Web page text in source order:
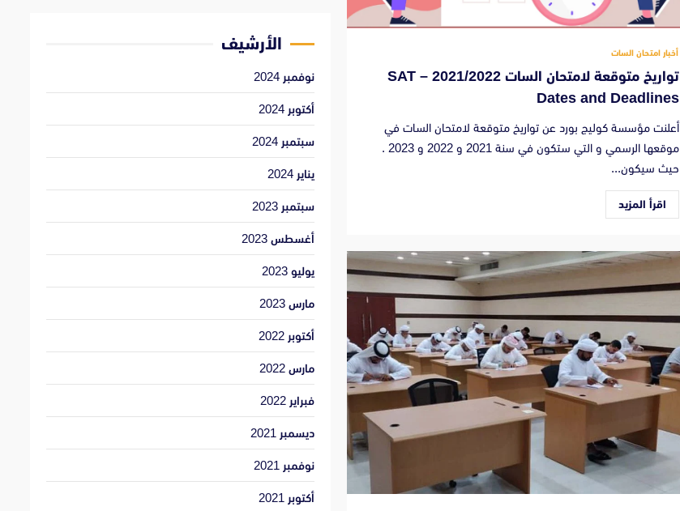
أخبار امتحان السات
تواريخ متوقعة لامتحان السات 2021/2022 – SAT
Dates and Deadlines
أعلنت مؤسسة كوليج بورد عن تواريخ متوقعة لامتحان السات في
موقعها الرسمي و التي ستكون في سنة 2021 و 2022 و 2023 .
حيث سيكون...
اقرأ المزيد
الأرشيف
نوفمبر 2024
أكتوبر 2024
سبتمبر 2024
يناير 2024
سبتمبر 2023
أغسطس 2023
يوليو 2023
مارس 2023
أكتوبر 2022
مارس 2022
فبراير 2022
ديسمبر 2021
نوفمبر 2021
أكتوبر 2021